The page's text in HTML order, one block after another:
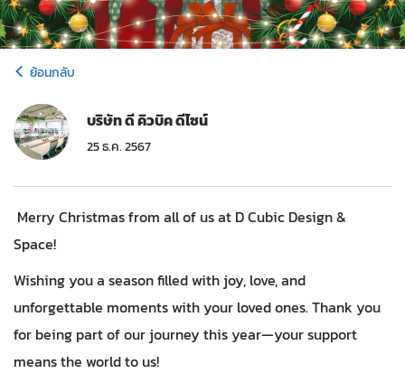
ย้อนกลับ
บริษัท ดี คิวบิค ดีไซน์
25 ธ.ค. 2567
Merry Christmas from all of us at D Cubic Design &
Space!
Wishing you a season filled with joy, love, and
unforgettable moments with your loved ones. Thank you
for being part of our journey this year—your support
means the world to us!